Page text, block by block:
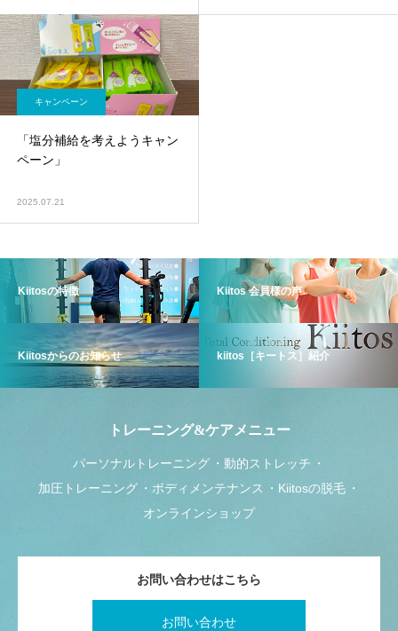
キャンペーン
「塩分補給を考えようキャン
ペーン」
2025.07.21
Kiitosの特徴 Kiitos 会員様の声
Kiitosからのお知らせ kiitos［キートス］紹介
トレーニング&ケアメニュー
パーソナルトレーニング
動的ストレッチ
加圧トレーニング
ボディメンテナンス
Kiitosの脱毛
オンラインショップ
お問い合わせはこちら
お問い合わせ